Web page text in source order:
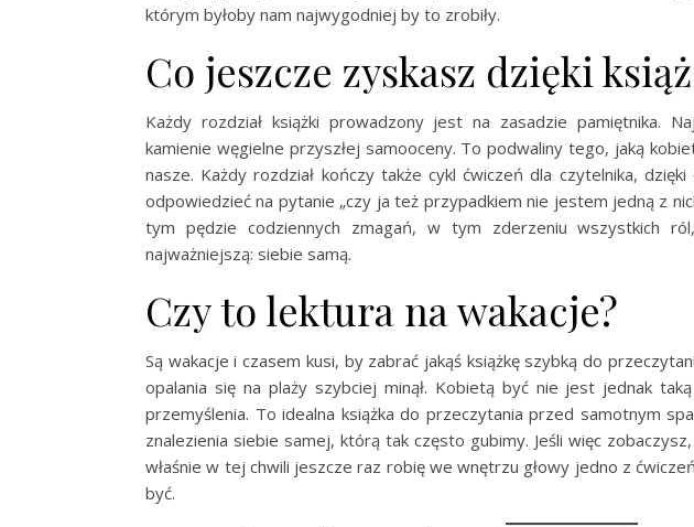
którym byłoby nam najwygodniej by to zrobiły.
Co jeszcze zyskasz dzięki
Każdy rozdział książki prowadzony jest na zasadzie pamiętnika.
kamienie węgielne przyszłej samooceny. To podwaliny tego, jaką
nasze. Każdy rozdział kończy także cykl ćwiczeń dla czytelnika,
odpowiedzieć na pytanie „czy ja też przypadkiem nie jestem jedną z
tym pędzie codziennych zmagań, w tym zderzeniu wszystkich
najważniejszą: siebie samą.
Czy to lektura na wakacje?
Są wakacje i czasem kusi, by zabrać jakąś książkę szybką do
opalania się na plaży szybciej minął. Kobietą być nie jest jednak
przemyślenia. To idealna książka do przeczytania przed samotnym
znalezienia siebie samej, którą tak często gubimy. Jeśli więc
właśnie w tej chwili jeszcze raz robię we wnętrzu głowy jedno z
być.